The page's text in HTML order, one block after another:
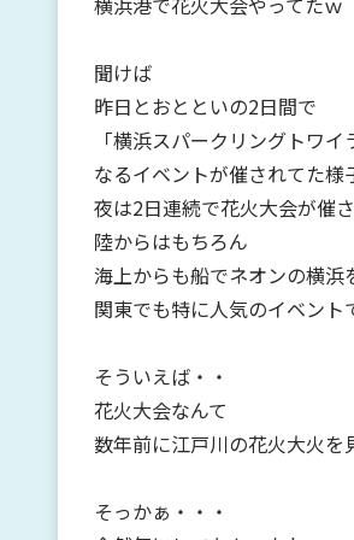
聞けば
昨日とおとといの2日間で
「横浜スパークリングトワ
なるイベントが催されてた様
夜は2日連続で花火大会が催
陸からはもちろん
海上からも船でネオンの横
関東でも特に人気のイベン
そういえば・・
花火大会なんて
数年前に江戸川の花火大火
そっかぁ・・・